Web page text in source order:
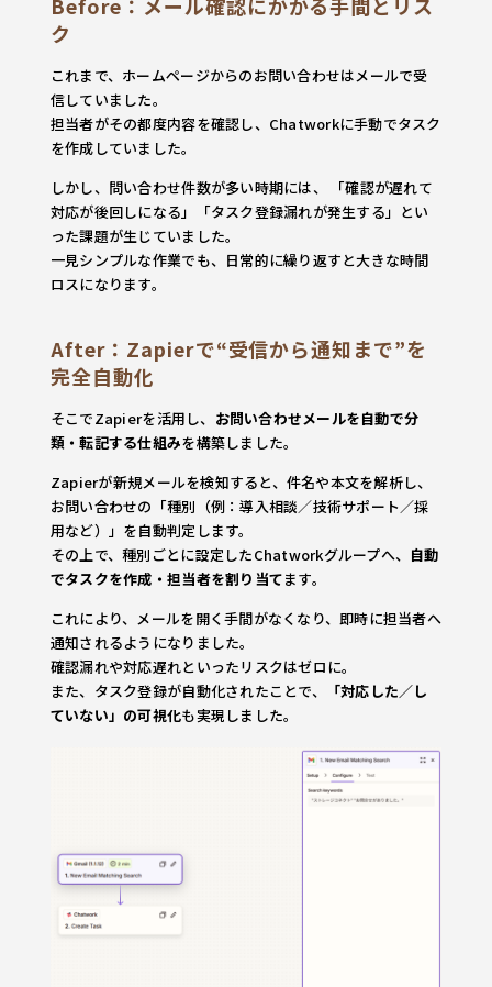
Before：メール確認にかかる手間とリス
ク
これまで、ホームページからのお問い合わせはメールで受
信していました。
担当者がその都度内容を確認し、Chatworkに手動でタスク
を作成していました。
しかし、問い合わせ件数が多い時期には、 「確認が遅れて
対応が後回しになる」「タスク登録漏れが発生する」とい
った課題が生じていました。
一見シンプルな作業でも、日常的に繰り返すと大きな時間
ロスになります。
After：Zapierで“受信から通知まで”を
完全自動化
そこでZapierを活用し、 お問い合わせメールを自動で分
類・転記する仕組みを構築しました。
Zapierが新規メールを検知すると、件名や本文を解析し、
お問い合わせの「種別（例：導入相談／技術サポート／採
用など）」を自動判定します。
その上で、種別ごとに設定したChatworkグループへ、 自動
でタスクを作成・担当者を割り当てます。
これにより、メールを開く手間がなくなり、即時に担当者へ
通知されるようになりました。
確認漏れや対応遅れといったリスクはゼロに。
また、タスク登録が自動化されたことで、
「対応した／し
ていない」の可視化も実現しました。